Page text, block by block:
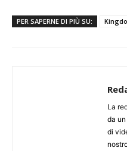
PER SAPERNE DI PIÙ SU:
La
da
di